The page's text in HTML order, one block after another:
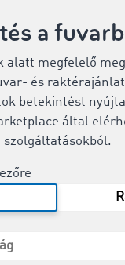
a
alatt megfelelő
és
betekintést
által
szolgáltatásokból.